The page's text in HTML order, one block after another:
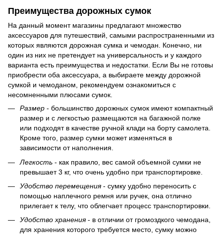
Преимущества дорожных сумок
На данный момент магазины предлагают множество
аксессуаров для путешествий, самыми распространенными из
которых являются дорожная сумка и чемодан. Конечно, ни
один из них не претендует на универсальность и у каждого
варианта есть преимущества и недостатки. Если Вы не готовы
приобрести оба аксессуара, а выбираете между дорожной
сумкой и чемоданом, рекомендуем ознакомиться с
несомненными плюсами сумок.
Размер - большинство дорожных сумок имеют компактный
размер и с легкостью размещаются на багажной полке
или подходят в качестве ручной клади на борту самолета.
Кроме того, размер сумки может изменяться в
зависимости от наполнения.
Легкость - как правило, вес самой объемной сумки не
превышает 3 кг, что очень удобно при транспортировке.
Удобство перемещения- сумку удобно переносить с
помощью наплечного ремня или ручек, она отлично
прилегает к телу, что облегчает процесс транспортировки.
Удобство хранения- в отличии от громоздкого чемодана,
для хранения которого требуется место, сумку можно